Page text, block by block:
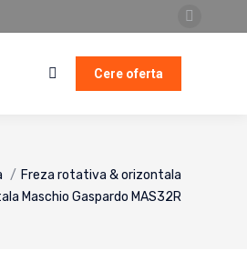
Search:Cere oferta
Freza rotativa & orizontala
Maschio Gaspardo MAS32R